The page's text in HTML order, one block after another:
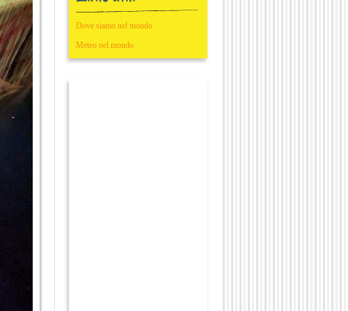
Dove siamo nel mondo
Meteo nel mondo